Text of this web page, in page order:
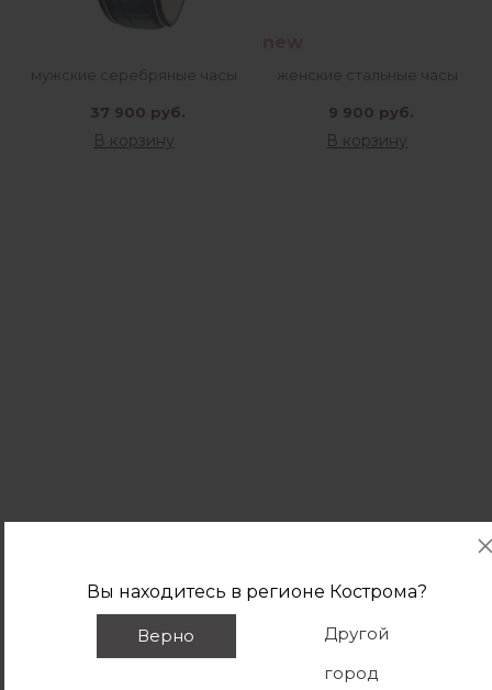
мужские серебряные часы
37 900 руб.
В корзину
женские стальные часы
9 900 руб.
В корзину
Вы находитесь в регионе Кострома?
Верно
Другой
город